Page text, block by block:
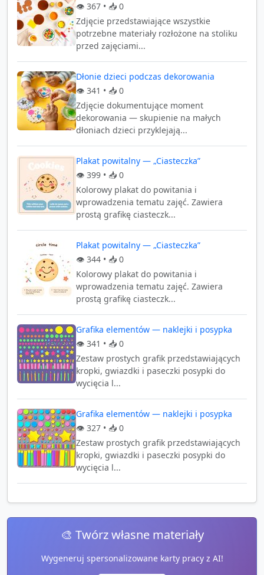
👁️ 367 • 📥 0
Zdjęcie przedstawiające wszystkie
potrzebne materiały rozłożone na stoliku
przed zajęciami...
Dłonie dzieci podczas dekorowania
👁️ 341 • 📥 0
Zdjęcie dokumentujące moment
dekorowania — skupienie na małych
dłoniach dzieci przyklejają...
Plakat powitalny — „Ciasteczka”
👁️ 399 • 📥 0
Kolorowy plakat do powitania i
wprowadzenia tematu zajęć. Zawiera
prostą grafikę ciasteczk...
Plakat powitalny — „Ciasteczka”
👁️ 344 • 📥 0
Kolorowy plakat do powitania i
wprowadzenia tematu zajęć. Zawiera
prostą grafikę ciasteczk...
Grafika elementów — naklejki i posypka
👁️ 341 • 📥 0
Zestaw prostych grafik przedstawiających
kropki, gwiazdki i paseczki posypki do
wycięcia l...
Grafika elementów — naklejki i posypka
👁️ 327 • 📥 0
Zestaw prostych grafik przedstawiających
kropki, gwiazdki i paseczki posypki do
wycięcia l...
🎨 Twórz własne materiały
Wygeneruj spersonalizowane karty pracy z AI!